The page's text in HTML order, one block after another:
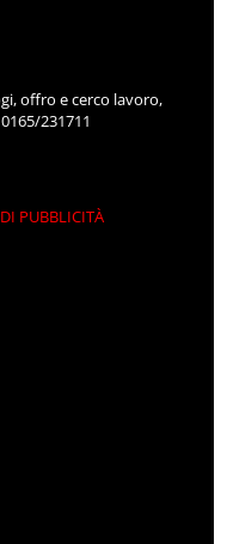
offro e cerco lavoro,
231711
PUBBLICITÀ